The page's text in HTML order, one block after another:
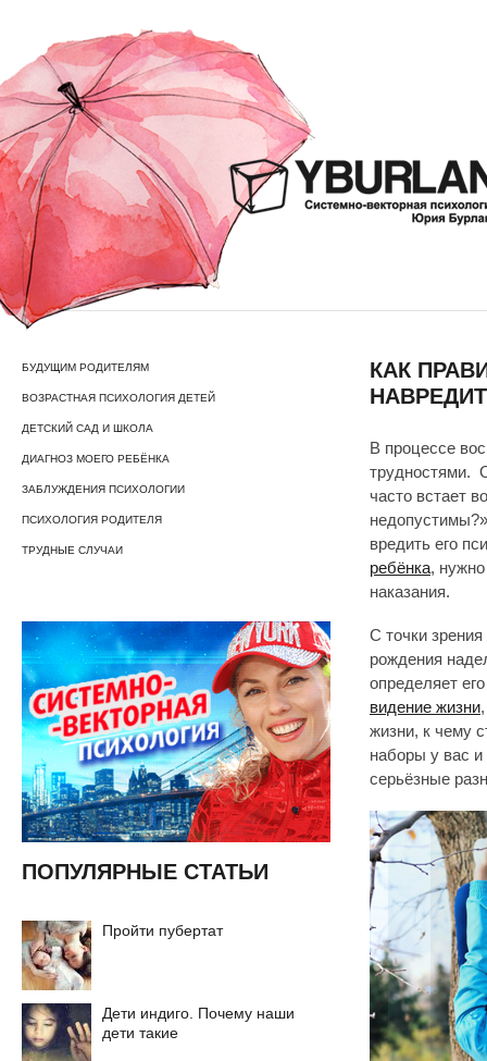
БУДУЩИМ РОДИТЕЛЯМ
ВОЗРАСТНАЯ ПСИХОЛОГИЯ ДЕТЕЙ
ДЕТСКИЙ САД И ШКОЛА
ДИАГНОЗ МОЕГО РЕБЁНКА
ЗАБЛУЖДЕНИЯ ПСИХОЛОГИИ
ПСИХОЛОГИЯ РОДИТЕЛЯ
ТРУДНЫЕ СЛУЧАИ
ПОПУЛЯРНЫЕ СТАТЬИ
Пройти пубертат
Дети индиго. Почему наши
дети такие
КАК
В процессе
трудностями.
часто встает
вредить его
ребёнка,
наказания.
С точки
рождения
определяет
видение жизни
жизни, к чему
наборы у вас и
серьёзные